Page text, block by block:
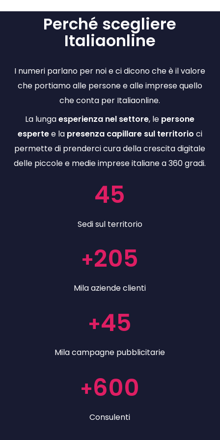
Perché scegliere
Italiaonline
I numeri parlano per noi e ci dicono che è il valore
che portiamo alle persone e alle imprese quello
che conta per Italiaonline.
La lungaesperienza nel settore, le persone
espertee la presenza capillare sul territorio ci
permette di prenderci cura della crescita digitale
delle piccole e medie imprese italiane a 360 gradi.
45
Sedi sul territorio
+205
Mila aziende clienti
+45
Mila campagne pubblicitarie
+600
Consulenti